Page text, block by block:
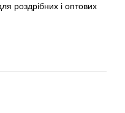
роздрібних і оптових